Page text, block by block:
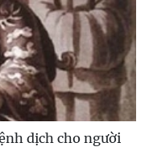
dịch cho người